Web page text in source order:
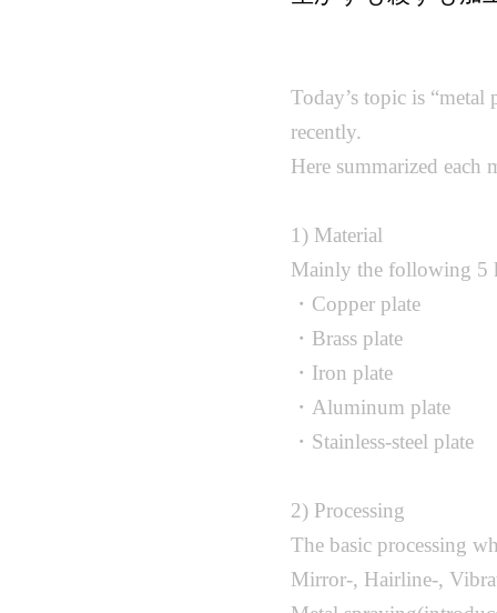
Today’s topic is
recently.
Here summarized each
1) Material
Mainly the following 5
・Copper plate
・Brass plate
・Iron plate
・Aluminum plate
・Stainless-steel plate
2) Processing
The basic processing
Mirror-, Hairline-,